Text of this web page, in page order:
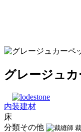
グレージュカ
内装建材
床
分類その他